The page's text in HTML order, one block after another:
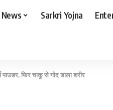
News Sarkri Yojna
पाउडर, फिर चाकू से गोद डाला शरीर